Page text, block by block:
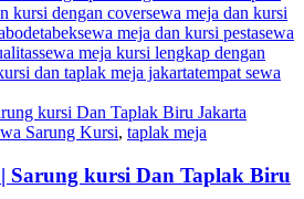
kursi dengan coversewa meja dan kursi
sewa meja dan kursi pestasewa
sewa meja kursi lengkap dengan
dan taplak meja jakartatempat sewa
Sarung Kursi, taplak meja
Sarung kursi Dan Taplak Biru